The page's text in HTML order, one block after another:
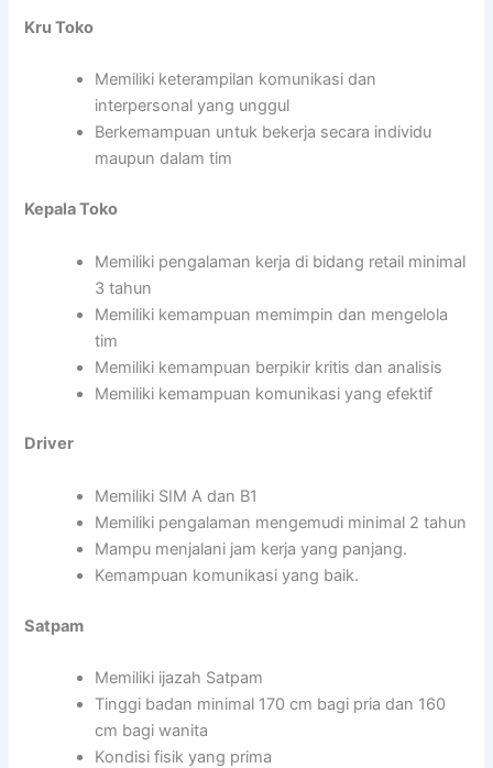
Kru Toko
Memiliki keterampilan komunikasi dan
interpersonal yang unggul
Berkemampuan untuk bekerja secara individu
maupun dalam tim
Kepala Toko
Memiliki pengalaman kerja di bidang retail minimal
3 tahun
Memiliki kemampuan memimpin dan mengelola
tim
Memiliki kemampuan berpikir kritis dan analisis
Memiliki kemampuan komunikasi yang efektif
Driver
Memiliki SIM A dan B1
Memiliki pengalaman mengemudi minimal 2 tahun
Mampu menjalani jam kerja yang panjang.
Kemampuan komunikasi yang baik.
Satpam
Memiliki ijazah Satpam
Tinggi badan minimal 170 cm bagi pria dan 160
cm bagi wanita
Kondisi fisik yang prima